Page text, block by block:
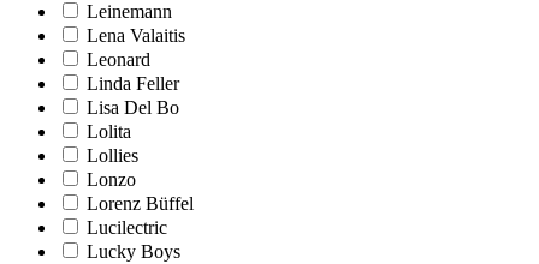
Leinemann
Lena Valaitis
Leonard
Linda Feller
Lisa Del Bo
Lolita
Lollies
Lonzo
Lorenz Büffel
Lucilectric
Lucky Boys